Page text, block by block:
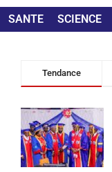
SANTE SCIENCE
Tendance